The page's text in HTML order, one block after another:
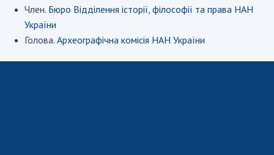
Президія НАН України
Апарат Президії
Секція фізико-технічних і математичних
наук
Член. Бюро Відділення історії, філософії та права НАН
України
Голова. Археографічна комісія НАН України